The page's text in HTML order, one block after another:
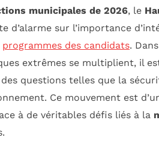
municipales de 2026, le
d’alarme sur l’importance
programmes des candidats.
extrêmes se multiplient, il
des questions telles que la
Ce mouvement est
à de véritables défis liés à la